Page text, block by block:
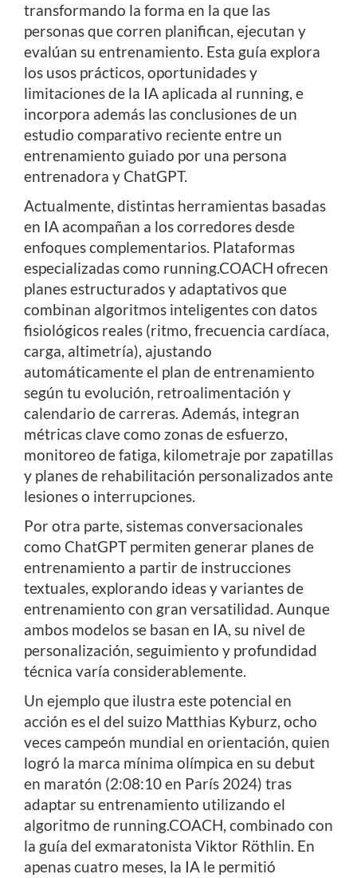
transformando la forma en la que las
personas que corren planifican, ejecutan y
evalúan su entrenamiento. Esta guía explora
los usos prácticos, oportunidades y
limitaciones de la IA aplicada al running, e
incorpora además las conclusiones de un
estudio comparativo reciente entre un
entrenamiento guiado por una persona
entrenadora y ChatGPT.
Actualmente, distintas herramientas basadas
en IA acompañan a los corredores desde
enfoques complementarios. Plataformas
especializadas como running.COACH ofrecen
planes estructurados y adaptativos que
combinan algoritmos inteligentes con datos
fisiológicos reales (ritmo, frecuencia cardíaca,
carga, altimetría), ajustando
automáticamente el plan de entrenamiento
según tu evolución, retroalimentación y
calendario de carreras. Además, integran
métricas clave como zonas de esfuerzo,
monitoreo de fatiga, kilometraje por zapatillas
y planes de rehabilitación personalizados ante
lesiones o interrupciones.
Por otra parte, sistemas conversacionales
como ChatGPT permiten generar planes de
entrenamiento a partir de instrucciones
textuales, explorando ideas y variantes de
entrenamiento con gran versatilidad. Aunque
ambos modelos se basan en IA, su nivel de
personalización, seguimiento y profundidad
técnica varía considerablemente.
Un ejemplo que ilustra este potencial en
acción es el del suizo Matthias Kyburz, ocho
veces campeón mundial en orientación, quien
logró la marca mínima olímpica en su debut
en maratón (2:08:10 en París 2024) tras
adaptar su entrenamiento utilizando el
algoritmo de running.COACH, combinado con
la guía del exmaratonista Viktor Röthlin. En
apenas cuatro meses, la IA le permitió